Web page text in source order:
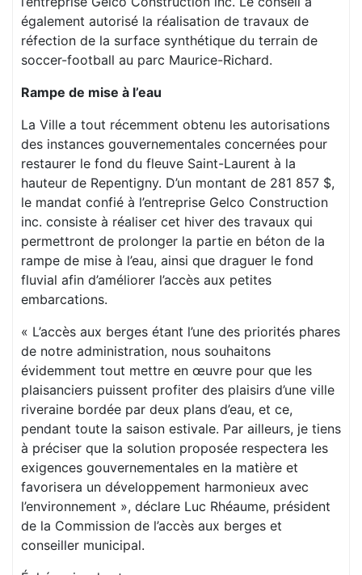
également autorisé la réalisation de travaux de
réfection de la surface synthétique du terrain de
soccer-football au parc Maurice-Richard.
Rampe de mise à l’eau
La Ville a tout récemment obtenu les autorisations
des instances gouvernementales concernées pour
restaurer le fond du fleuve Saint-Laurent à la
hauteur de Repentigny. D’un montant de 281 857 $,
le mandat confié à l’entreprise Gelco Construction
inc. consiste à réaliser cet hiver des travaux qui
permettront de prolonger la partie en béton de la
rampe de mise à l’eau, ainsi que draguer le fond
fluvial afin d’améliorer l’accès aux petites
embarcations.
« L’accès aux berges étant l’une des priorités phares
de notre administration, nous souhaitons
évidemment tout mettre en œuvre pour que les
plaisanciers puissent profiter des plaisirs d’une ville
riveraine bordée par deux plans d’eau, et ce,
pendant toute la saison estivale. Par ailleurs, je tiens
à préciser que la solution proposée respectera les
exigences gouvernementales en la matière et
favorisera un développement harmonieux avec
l’environnement », déclare Luc Rhéaume, président
de la Commission de l’accès aux berges et
conseiller municipal.